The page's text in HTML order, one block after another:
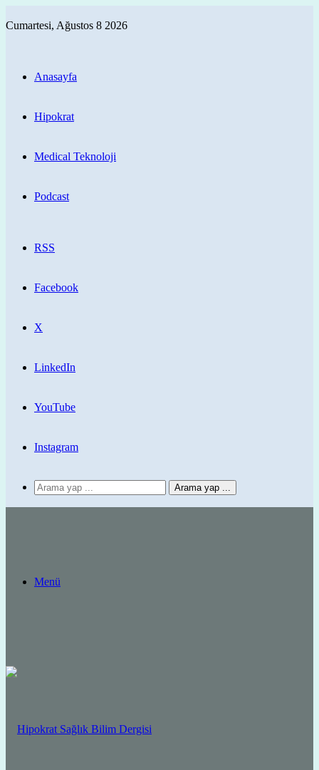
Cumartesi, Ağustos 8 2026
Anasayfa
Hipokrat
Medical Teknoloji
Podcast
RSS
Facebook
X
LinkedIn
YouTube
Instagram
Arama yap ...
Menü